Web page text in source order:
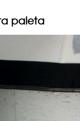
paleta